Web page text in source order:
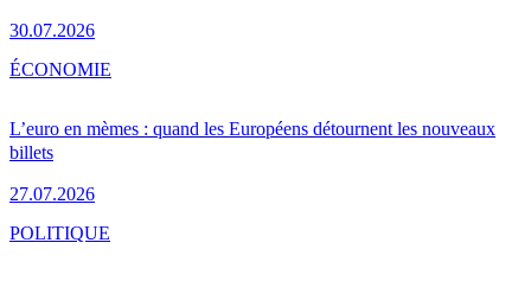
30.07.2026
L’euro en mèmes : quand les Européens détournent les nouveaux
billets
27.07.2026
ÉCONOMIE
POLITIQUE